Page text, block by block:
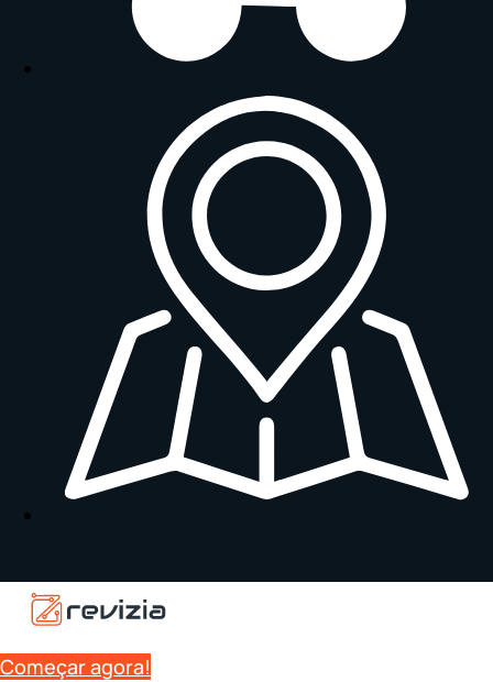
Começar agora!